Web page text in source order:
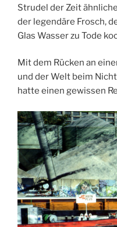
Strudel der Zeit
der legendäre Frosch,
Glas Wasser zu Tode
Mit dem Rücken an
und der Welt beim
hatte einen gewissen